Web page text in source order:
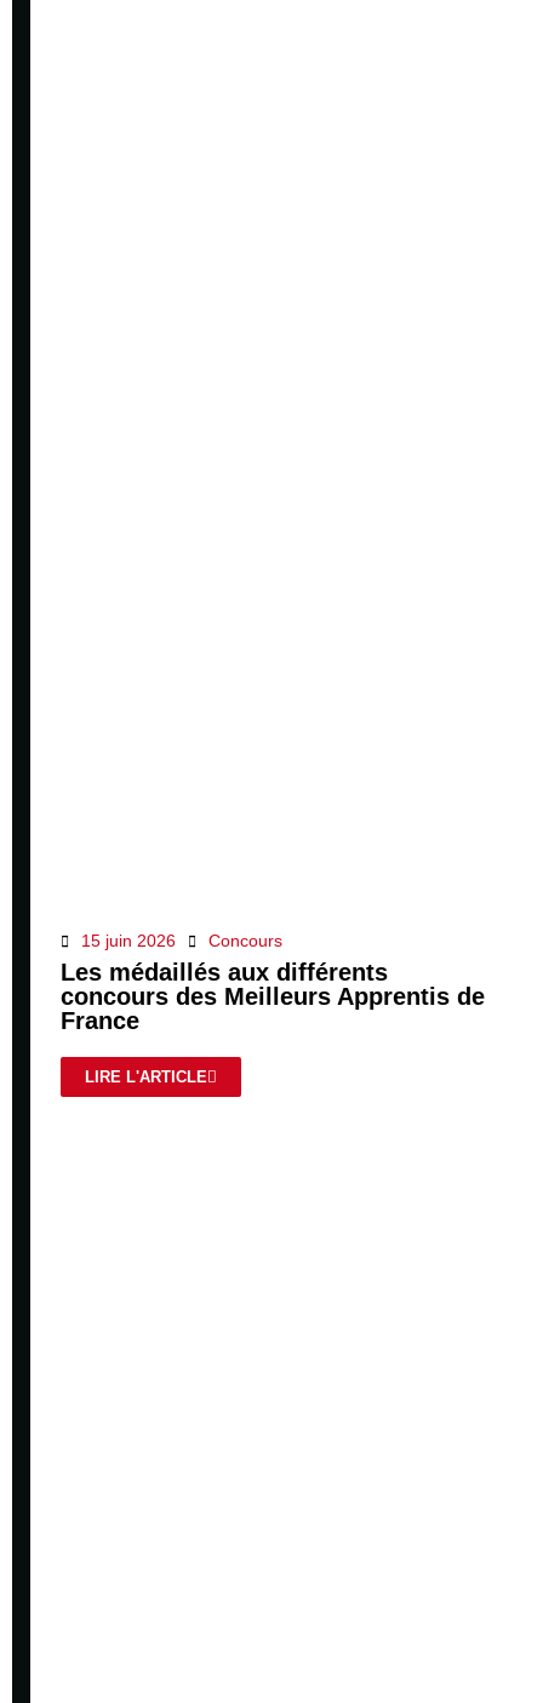
15 juin 2026 Concours
Les médaillés aux différents
concours des Meilleurs Apprentis de
France
LIRE L'ARTICLE